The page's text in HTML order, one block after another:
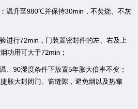
温升至980℃并保持30min，不焚烧、不灰
进行72min，门装置密封件的左、右及上
功用可大于72min；
、90湿度条件下放置5年胀大倍率不变；
胀大封闭门、窗缝隙，避免烟以及热窜